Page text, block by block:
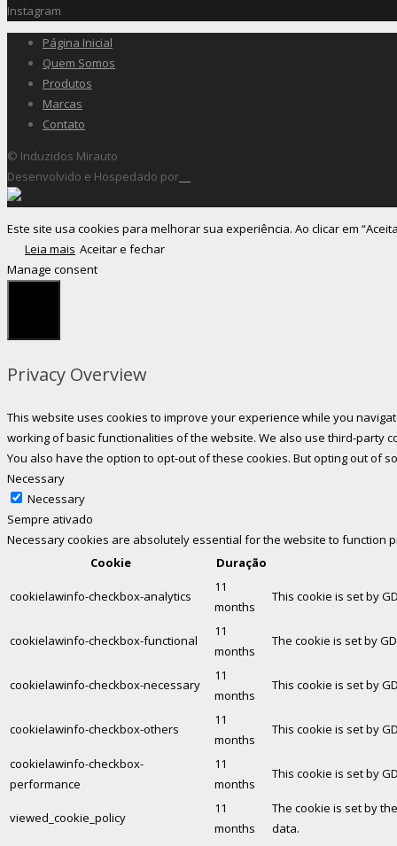
Instagram
Página Inicial
Quem Somos
Produtos
Marcas
Contato
© Induzidos Mirauto
Desenvolvido e Hospedado por
Este site usa cookies para melhorar sua experiência. Ao clicar em
Leia mais Aceitar e fechar
Manage consent
Privacy Overview
This website uses cookies to improve your experience while you
working of basic functionalities of the website. We also use third-party
You also have the option to opt-out of these cookies. But opting out of
Necessary
Necessary
Sempre ativado
Necessary cookies are absolutely essential for the website to
Cookie
Duração
cookielawinfo-checkbox-analytics
11
months
This cookie is set by
cookielawinfo-checkbox-functional
11
months
The cookie is set by
cookielawinfo-checkbox-necessary
11
months
This cookie is set by
cookielawinfo-checkbox-others
11
months
This cookie is set by
cookielawinfo-checkbox-
performance
11
months
This cookie is set by
viewed_cookie_policy
11
months
The cookie is set by
data.